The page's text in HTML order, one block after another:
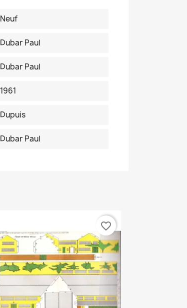
Neuf
Dubar Paul
Dubar Paul
1961
Dupuis
Dubar Paul
favorite_border